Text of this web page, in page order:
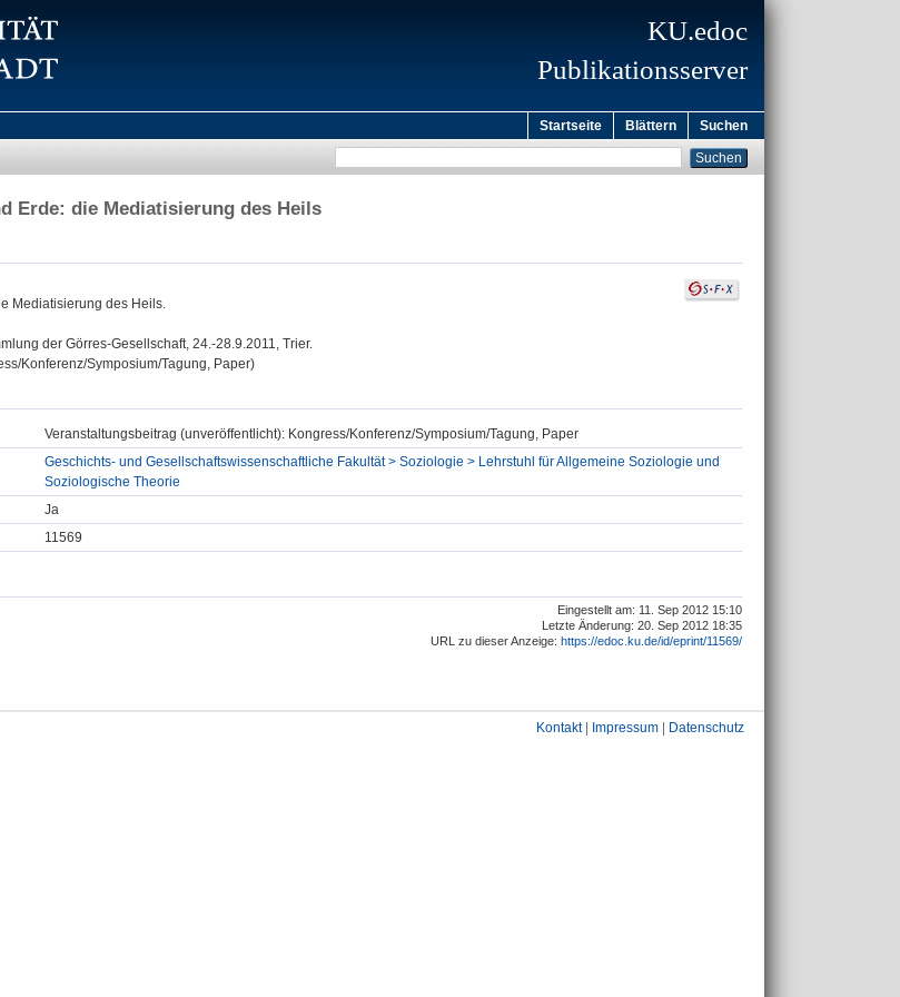
KU.edoc
Publikationsserver
Startseite Blättern Suchen
Erde: die Mediatisierung des Heils
Mediatisierung des Heils.
der Görres-Gesellschaft, 24.-28.9.2011, Trier.
Konferenz/Symposium/Tagung, Paper)
Veranstaltungsbeitrag (unveröffentlicht): Kongress/Konferenz/Symposium/Tagung, Paper
Geschichts- und Gesellschaftswissenschaftliche Fakultät > Soziologie > Lehrstuhl für Allgemeine Soziologie und
Soziologische Theorie
Ja
11569
Eingestellt am: 11. Sep 2012 15:10
Letzte Änderung: 20. Sep 2012 18:35
URL zu dieser Anzeige: https://edoc.ku.de/id/eprint/11569/
Kontakt| Impressum Datenschutz